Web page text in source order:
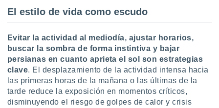
El estilo de vida como escudo
Evitar la actividad al mediodía, ajustar horarios,
buscar la sombra de forma instintiva y bajar
persianas en cuanto aprieta el sol son estrategias
clave. El desplazamiento de la actividad intensa hacia
las primeras horas de la mañana o las últimas de la
tarde reduce la exposición en momentos críticos,
disminuyendo el riesgo de golpes de calor y crisis